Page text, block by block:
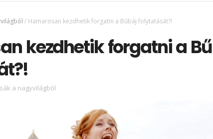
/ Hamarosan kezdhetik forgatni a Bűbáj folytatását?!
kezdhetik forgatni a
a nagyvilágból